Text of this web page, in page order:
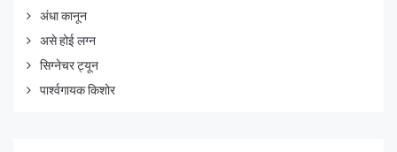
अंधा कानून
असे होई लग्न
सिग्नेचर ट्यून
पार्श्वगायक किशोर